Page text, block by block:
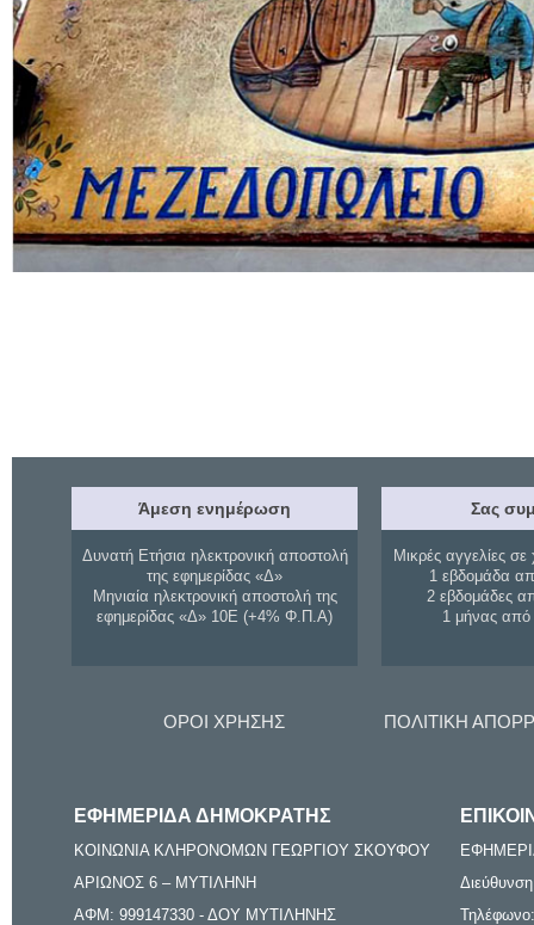
Άμεση ενημέρωση
Δυνατή Ετήσια ηλεκτρονική αποστολή
της εφημερίδας «Δ»
Μηνιαία ηλεκτρονική αποστολή της
εφημερίδας «Δ» 10Ε (+4% Φ.Π.Α)
Σας
Μικρές αγγελίες σε
1 εβδομάδα
2 εβδομάδες
1 μήνας
ΟΡΟΙ ΧΡΗΣΗΣ ΠΟΛΙΤΙΚΗ
ΕΦΗΜΕΡΙΔΑ ΔΗΜΟΚΡΑΤΗΣ
ΚΟΙΝΩΝΙΑ ΚΛΗΡΟΝΟΜΩΝ ΓΕΩΡΓΙΟΥ ΣΚΟΥΦΟΥ
ΑΡΙΩΝΟΣ 6 – ΜΥΤΙΛΗΝΗ
ΑΦΜ: 999147330 - ΔΟΥ ΜΥΤΙΛΗΝΗΣ